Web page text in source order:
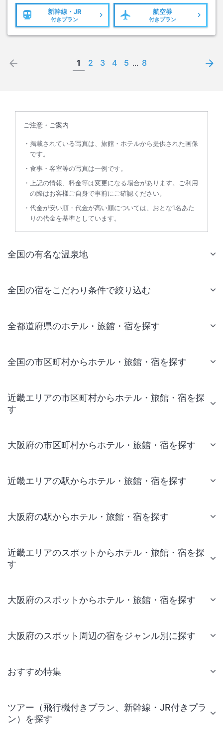
新幹線・JR
付きプラン
航空券
付きプラン
1 2 3 4 5 ... 8
ご注意・ご案内
掲載されている写真は、旅館・ホテルから提供された画像
です。
食事・客室等の写真は一例です。
上記の情報、料金等は変更になる場合があります。ご利用
の際はお客様ご自身で事前にご確認ください。
代金が安い順・代金が高い順については、おとな1名あた
りの代金を基準としています。
全国の有名な温泉地
全国の宿をこだわり条件で絞り込む
全都道府県のホテル・旅館・宿を探す
全国の市区町村からホテル・旅館・宿を探す
近畿エリアの市区町村からホテル・旅館・宿を探
す
大阪府の市区町村からホテル・旅館・宿を探す
近畿エリアの駅からホテル・旅館・宿を探す
大阪府の駅からホテル・旅館・宿を探す
近畿エリアのスポットからホテル・旅館・宿を探
す
大阪府のスポットからホテル・旅館・宿を探す
大阪府のスポット周辺の宿をジャンル別に探す
おすすめ特集
ツアー（飛行機付きプラン、新幹線・JR付きプラ
ン）を探す